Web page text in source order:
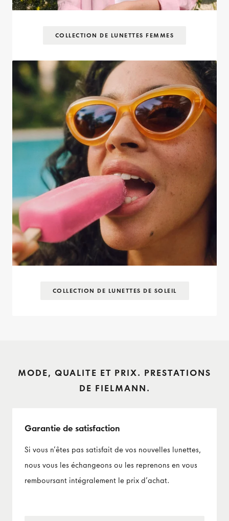
COLLECTION DE LUNETTES FEMMES
COLLECTION DE LUNETTES DE SOLEIL
MODE, QUALITE ET PRIX. PRESTATIONS
DE FIELMANN.
Garantie de satisfaction
Si vous n’êtes pas satisfait de vos nouvelles lunettes,
nous vous les échangeons ou les reprenons en vous
remboursant intégralement le prix d’achat.